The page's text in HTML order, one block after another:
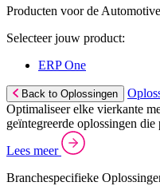
Producten voor de Automotive
Selecteer jouw product:
ERP One
Back to Oplossingen
Optimaliseer elke vierkante
geïntegreerde oplossingen
Lees meer
Branchespecifieke